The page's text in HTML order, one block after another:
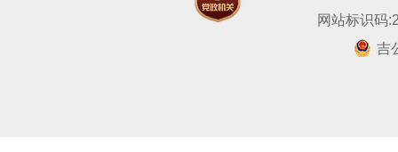
网站标识码
吉